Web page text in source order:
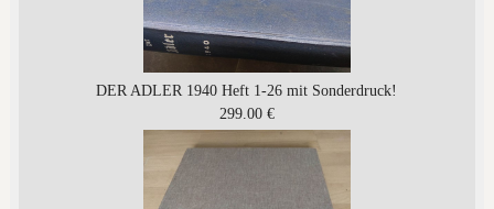
DER ADLER 1940 Heft 1-26 mit Sonderdruck!
299.00 €